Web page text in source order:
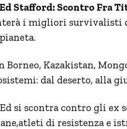
Ed Stafford: Scontro Fra
i migliori survivalisti
Borneo, Kazakistan,
dal deserto, alla
si scontra contro gli
di resistenza e